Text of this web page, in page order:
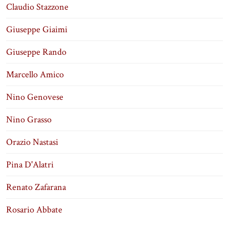
Claudio Stazzone
Giuseppe Giaimi
Giuseppe Rando
Marcello Amico
Nino Genovese
Nino Grasso
Orazio Nastasi
Pina D'Alatri
Renato Zafarana
Rosario Abbate